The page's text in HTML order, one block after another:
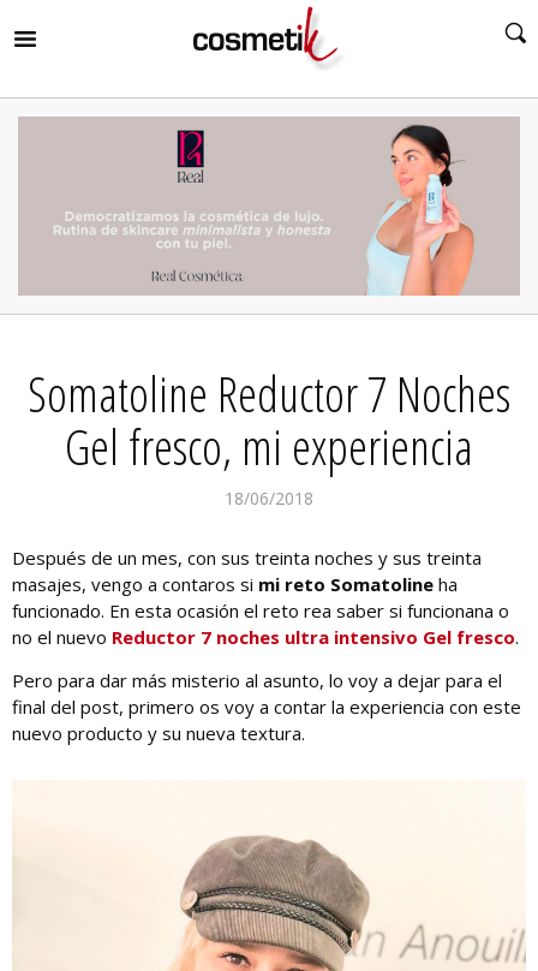
Somatoline Reductor 7 Noches
Gel fresco, mi experiencia
18/06/2018
Después de un mes, con sus treinta noches y sus treinta
masajes, vengo a contaros si mi reto Somatoline ha
funcionado. En esta ocasión el reto rea saber si funcionana o
no el nuevo Reductor 7 noches ultra intensivo Gel fresco.
Pero para dar más misterio al asunto, lo voy a dejar para el
final del post, primero os voy a contar la experiencia con este
nuevo producto y su nueva textura.